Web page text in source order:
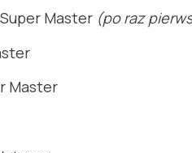
Master (po raz
Master